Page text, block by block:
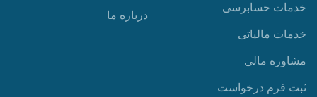
خدمات حسابرسی
خدمات مالیاتی
مشاوره مالی
ثبت فرم درخواست
درباره ما